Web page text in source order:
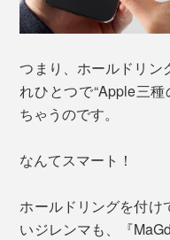
つまり、ホールドリン
れひとつで“Apple三
ちゃうのです。
なんてスマート！
ホールドリングを付け
いジレンマも、『